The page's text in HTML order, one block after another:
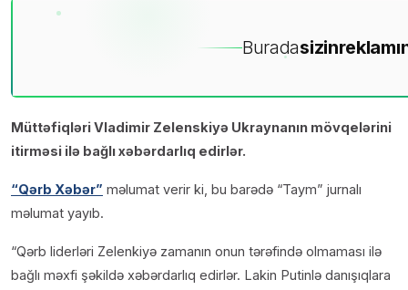
Buradasizin
Müttəfiqləri Vladimir Zelenskiyə Ukraynanın mövqelərini
itirməsi ilə bağlı xəbərdarlıq edirlər.
“Qərb Xəbər” məlumat verir ki, bu barədə “Taym” jurnalı
məlumat yayıb.
“Qərb liderləri Zelenkiyə zamanın onun tərəfində olmaması ilə
bağlı məxfi şəkildə xəbərdarlıq edirlər. Lakin Putinlə danışıqlara